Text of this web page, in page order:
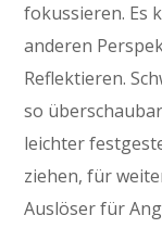
fokussieren. Es
anderen
Reflektieren.
so
leichter
ziehen, für
Auslöser für